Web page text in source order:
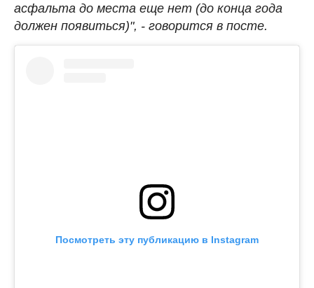
асфальта до места еще нет (до конца года
должен появиться)", - говорится в посте.
Посмотреть эту публикацию в Instagram